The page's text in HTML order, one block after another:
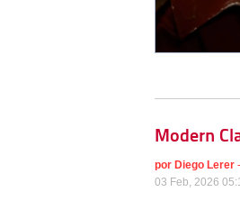
Modern
por Diego Lerer -
03 Feb, 2026